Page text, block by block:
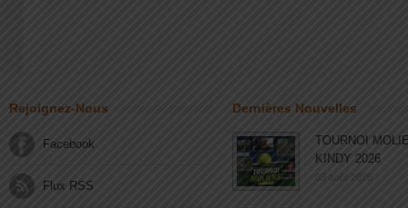
Rejoignez-Nous
Facebook
Flux RSS
Dernières Nouvelles
TOURNOI
KINDY 2026
03 août 2026